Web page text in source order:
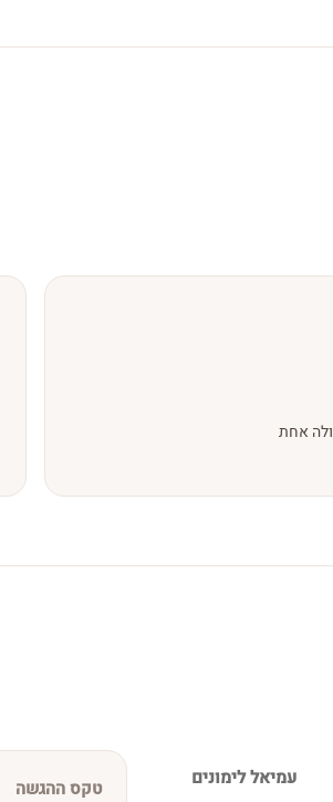
אחת
עמיאל לימונים טקס ההגשה